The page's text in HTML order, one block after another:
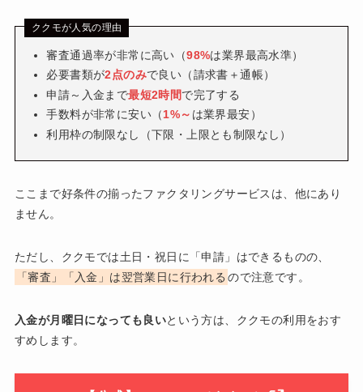
ククモが人気の理由
審査通過率が非常に高い（98%は業界最高水準）
必要書類が2点のみで良い（請求書＋通帳）
申請～入金まで最短2時間で完了する
手数料が非常に安い（1%～ は業界最安）
利用枠の制限なし（下限・上限とも制限なし）
ここまで好条件の揃ったファクタリングサービスは、他にあり
ません。
ただし、ククモでは土日・祝日に「申請」はできるものの、
「審査」「入金」は翌営業日に行われる ので注意です。
入金が月曜日になっても良いという方は、ククモの利用をおす
すめします。